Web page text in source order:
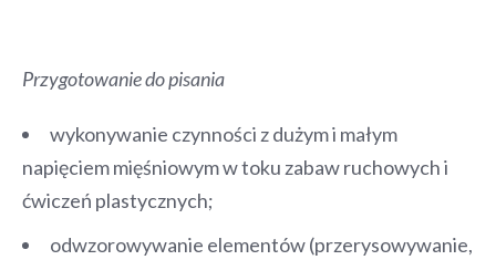
Przygotowanie do pisania
wykonywanie czynności z dużym i małym
napięciem mięśniowym w toku zabaw ruchowych i
ćwiczeń plastycznych;
odwzorowywanie elementów (przerysowywanie,